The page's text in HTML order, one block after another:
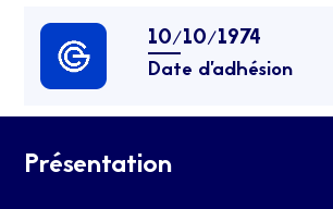
10/10/1974
Date d’adhésion
Présentation